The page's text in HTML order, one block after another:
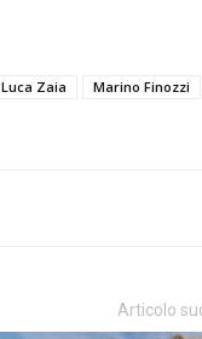
Luca Zaia Marino Finozzi
Articolo